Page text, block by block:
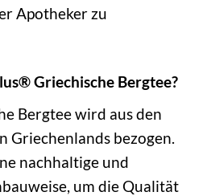
Apotheker zu
Griechische Bergtee?
Bergtee wird aus den
Griechenlands bezogen.
nachhaltige und
um die Qualität